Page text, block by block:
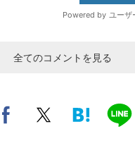
全てのコメントを見る